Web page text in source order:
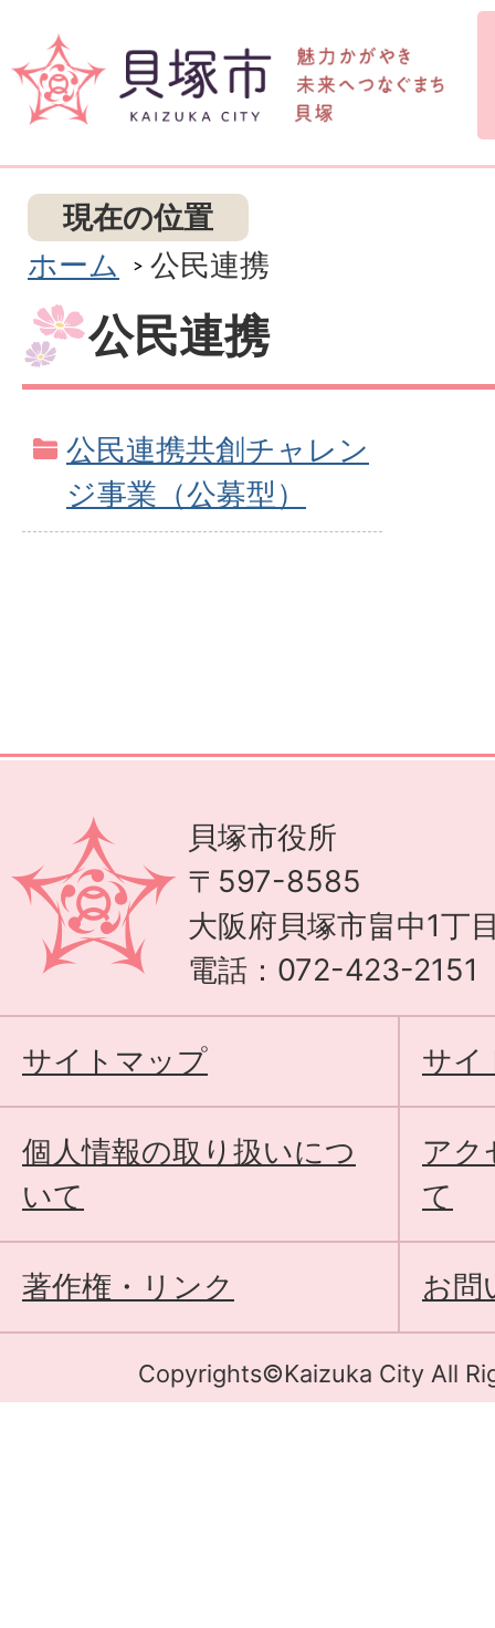
現在の位置
ホーム
公民連携
公民連携
公民連携共創チャレン
ジ事業（公募型）
貝塚市役所
〒597-8585
大阪府貝塚市畠中1丁
電話：072-423-2151
サイトマップ サイ
個人情報の取り扱いにつ
いて
アク
て
著作権・リンク お問
Copyrights©Kaizuka City All